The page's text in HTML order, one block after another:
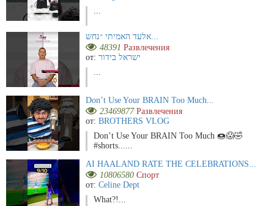
48391 Развлечения
от: ישראל בידור
Don’t Use Your BRAIN Too Much...
23469877Развлечения
от: BROTHERS VLOG
Don’t Use Your BRAIN Too Much 🍩😱🤣
#shorts......
AI HAALAND RATE THE CELEBRATIONS...
10806580 Спорт
от: Celine Dept
What?!...